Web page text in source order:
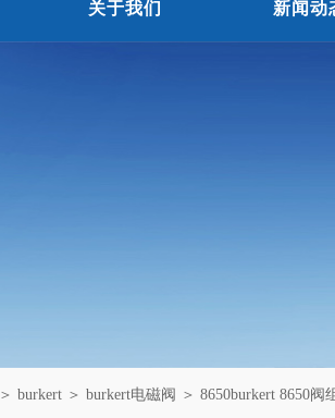
关于我们 新闻动
＞ burkert ＞ burkert电磁阀 ＞ 8650burkert 8650阀